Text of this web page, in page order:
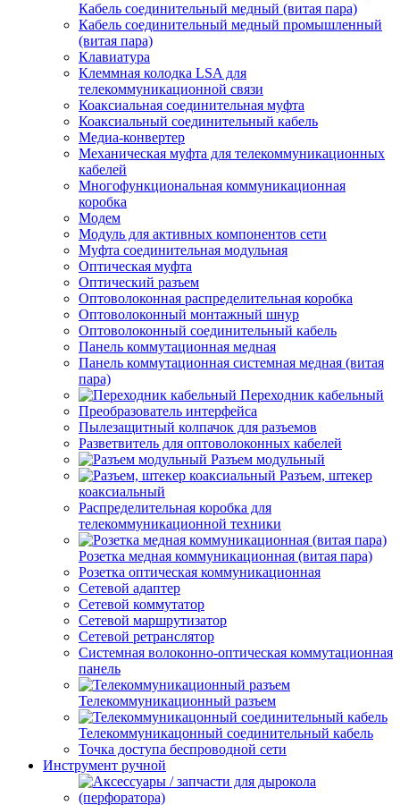
Кабель соединительный медный (витая пара)
Кабель соединительный медный промышленный
(витая пара)
Клавиатура
Клеммная колодка LSA для
телекоммуникационной связи
Коаксиальная соединительная муфта
Коаксиальный соединительный кабель
Медиа-конвертер
Механическая муфта для телекоммуникационных
кабелей
Многофункциональная коммуникационная
коробка
Модем
Модуль для активных компонентов сети
Муфта соединительная модульная
Оптическая муфта
Оптический разъем
Оптоволоконная распределительная коробка
Оптоволоконный монтажный шнур
Оптоволоконный соединительный кабель
Панель коммутационная медная
Панель коммутационная системная медная (витая
пара)
Переходник кабельный
Преобразователь интерфейса
Пылезащитный колпачок для разъемов
Разветвитель для оптоволоконных кабелей
Разъем модульный
Разъем, штекер
коаксиальный
Распределительная коробка для
телекоммуникационной техники
Розетка медная коммуникационная (витая пара)
Розетка оптическая коммуникационная
Сетевой адаптер
Сетевой коммутатор
Сетевой маршрутизатор
Сетевой ретранслятор
Системная волоконно-оптическая коммутационная
панель
Телекоммуникационный разъем
Телекоммуникацонный соединительный кабель
Точка доступа беспроводной сети
Инструмент ручной